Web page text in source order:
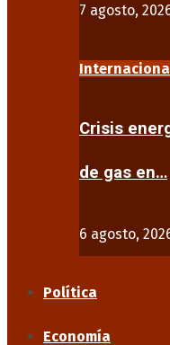
7 agosto,
Crisis
de gas en…
6 agosto,
Política
Economía